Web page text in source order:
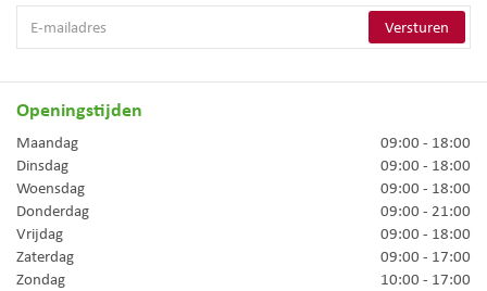
Openingstijden
Maandag
09:00 - 18:00
Dinsdag
09:00 - 18:00
Woensdag
09:00 - 18:00
Donderdag
09:00 - 21:00
Vrijdag
09:00 - 18:00
Zaterdag
09:00 - 17:00
Zondag
10:00 - 17:00